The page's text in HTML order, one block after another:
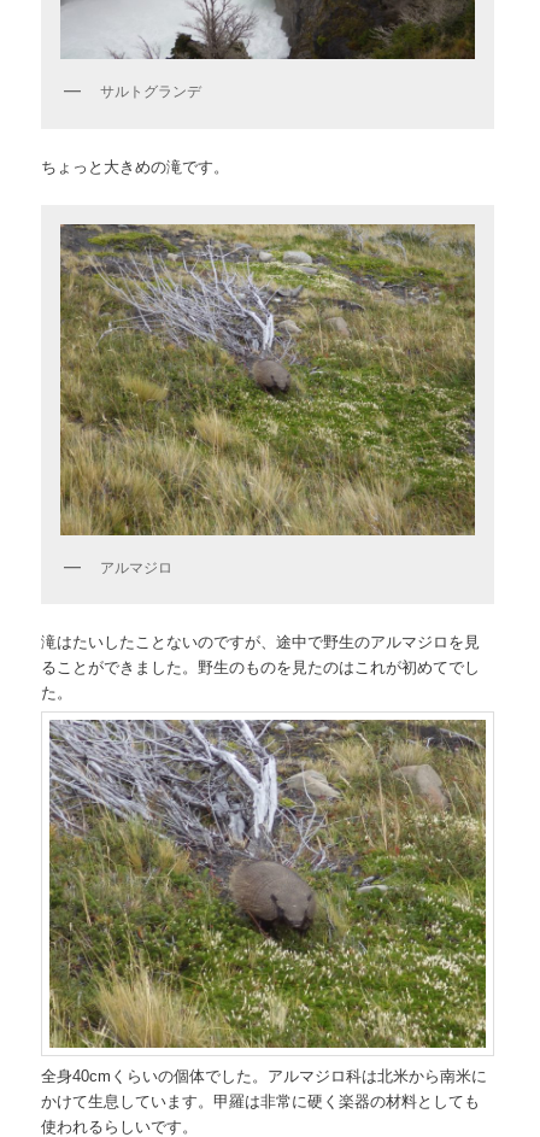
サルトグランデ
ちょっと大きめの滝です。
アルマジロ
滝はたいしたことないのですが、途中で野生のアルマジロを見
ることができました。野生のものを見たのはこれが初めてでし
た。
全身40cmくらいの個体でした。アルマジロ科は北米から南米に
かけて生息しています。甲羅は非常に硬く楽器の材料としても
使われるらしいです。